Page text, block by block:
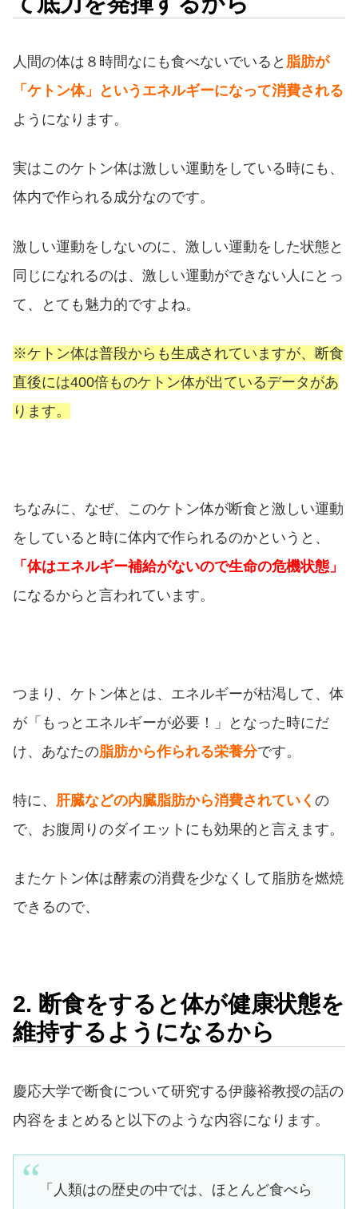
人間の体は８時間なにも食べないでいると 脂肪が
「ケトン体」というエネルギーになって消費される
ようになります。
実はこのケトン体は激しい運動をしている時にも、
体内で作られる成分なのです。
激しい運動をしないのに、激しい運動をした状態と
同じになれるのは、激しい運動ができない人にとっ
て、とても魅力的ですよね。
※ケトン体は普段からも生成されていますが、断食
直後には400倍ものケトン体が出ているデータがあ
ります。
ちなみに、なぜ、このケトン体が断食と激しい運動
をしていると時に体内で作られるのかというと、
「体はエネルギー補給がないので生命の危機状態」
になるからと言われています。
つまり、ケトン体とは、エネルギーが枯渇して、体
が「もっとエネルギーが必要！」となった時にだ
け、あなたの脂肪から作られる栄養分です。
特に、 肝臓などの内臓脂肪から消費されていく の
で、お腹周りのダイエットにも効果的と言えます。
またケトン体は酵素の消費を少なくして脂肪を燃焼
できるので、
2. 断食をすると体が健康状態を
維持するようになるから
慶応大学で断食について研究する伊藤裕教授の話の
内容をまとめると以下のような内容になります。
「人類はの歴史の中では、ほとんど食べら